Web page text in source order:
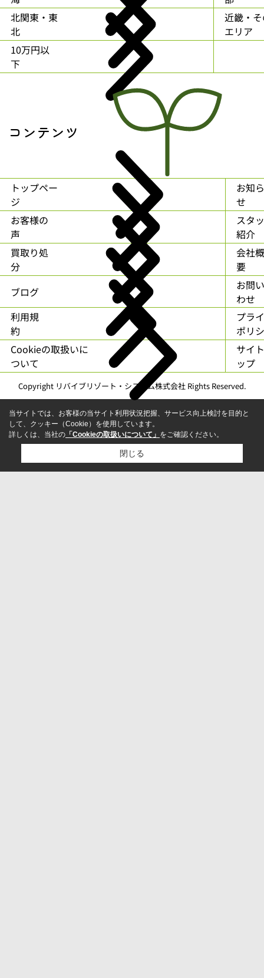
北関東・東
北
近畿・
エリア
10万円以
下
コンテンツ
トップペー
ジ
お知ら
せ
お客様の
声
スタ
紹介
買取り処
分
会社概
要
ブログ
お問
わせ
利用規
約
プラ
ポリ
Cookieの取扱いに
ついて
サイ
ップ
Copyright リバイブリゾート・システム株式会社 Rights Reserved.
当サイトでは、お客様の当サイト利用状況把握、サービス向上検討を目的と
して、クッキー（Cookie）を使用しています。
詳しくは、当社の 「Cookieの取扱いについて」 をご確認ください。
閉じる